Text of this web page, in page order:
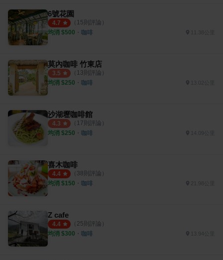
6號花園
4.7 （ 15則評論）
均消 $500 ・ 咖啡
莫內咖啡 竹東店
3.5 （ 13則評論）
均消 $250 ・ 咖啡
沙湖壢咖啡館
4.3 （ 17則評論）
均消 $250 ・ 咖啡 14.09公里
喜木咖啡
4.4 （ 38則評論）
均消 $150 ・ 咖啡
Z cafe
4.4 （ 25則評論）
均消 $300 ・ 咖啡 13.94公里